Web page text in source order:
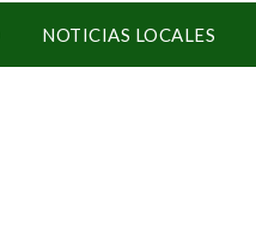
NOTICIAS LOCALES